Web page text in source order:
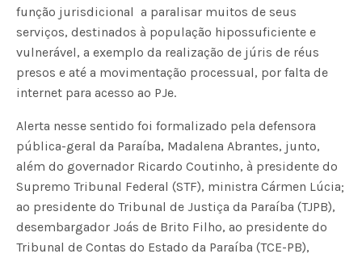
função jurisdicional  a paralisar muitos de seus
serviços, destinados à população hipossuficiente e
vulnerável, a exemplo da realização de júris de réus
presos e até a movimentação processual, por falta de
internet para acesso ao PJe.
Alerta nesse sentido foi formalizado pela defensora
pública-geral da Paraíba, Madalena Abrantes, junto,
além do governador Ricardo Coutinho, à presidente do
Supremo Tribunal Federal (STF), ministra Cármen Lúcia;
ao presidente do Tribunal de Justiça da Paraíba (TJPB),
desembargador Joás de Brito Filho, ao presidente do
Tribunal de Contas do Estado da Paraíba (TCE-PB),